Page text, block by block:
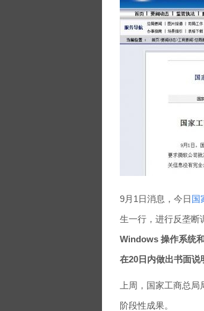
9月1日消息，今日国
生一行，进行反垄断
Windows 操作系统
在20日内做出书面说
上周，国家工商总
阶段性成果。